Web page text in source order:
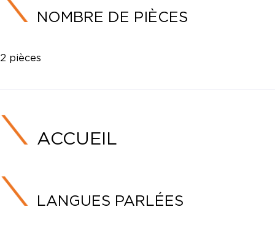
NOMBRE DE PIÈCES
2 pièces
ACCUEIL
LANGUES PARLÉES